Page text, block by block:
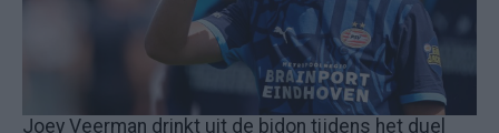
Joey Veerman drinkt uit de bidon tijdens het duel